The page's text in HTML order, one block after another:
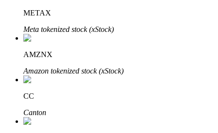
Investimento Automático
METAX
Meta tokenized stock (xStock)
AMZNX
Amazon tokenized stock (xStock)
CC
Canton